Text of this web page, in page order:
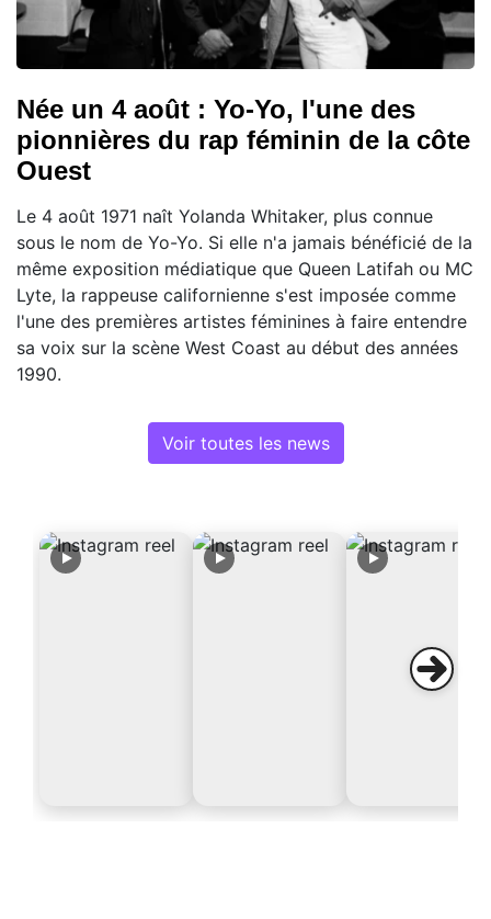
Née un 4 août : Yo-Yo, l'une des
pionnières du rap féminin de la côte
Ouest
Le 4 août 1971 naît Yolanda Whitaker, plus connue
sous le nom de Yo-Yo. Si elle n'a jamais bénéficié de la
même exposition médiatique que Queen Latifah ou MC
Lyte, la rappeuse californienne s'est imposée comme
l'une des premières artistes féminines à faire entendre
sa voix sur la scène West Coast au début des années
1990.
Voir toutes les news